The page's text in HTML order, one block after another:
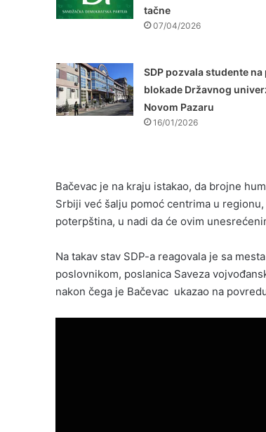
tačne
07/04/2026
SDP pozvala studente na
blokade Državnog
Novom Pazaru
16/01/2026
Bačevac je na kraju istakao, da brojne
Srbiji već šalju pomoć centrima u
poterpština, u nadi da će ovim
Na takav stav SDP-a reagovala je sa
poslovnikom, poslanica Saveza
nakon čega je Bačevac ukazao na